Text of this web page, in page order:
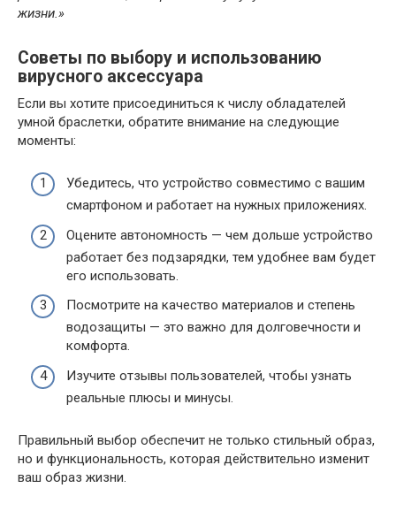
жизни.»
Советы по выбору и использованию
вирусного аксессуара
Если вы хотите присоединиться к числу обладателей
умной браслетки, обратите внимание на следующие
моменты:
Убедитесь, что устройство совместимо с вашим
смартфоном и работает на нужных приложениях.
Оцените автономность — чем дольше устройство
работает без подзарядки, тем удобнее вам будет
его использовать.
Посмотрите на качество материалов и степень
водозащиты — это важно для долговечности и
комфорта.
Изучите отзывы пользователей, чтобы узнать
реальные плюсы и минусы.
Правильный выбор обеспечит не только стильный образ,
но и функциональность, которая действительно изменит
ваш образ жизни.